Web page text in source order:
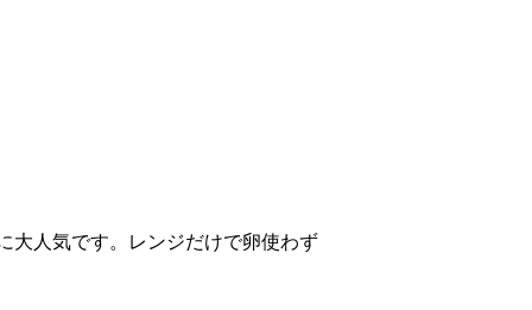
大人気です。レンジだけで卵使わず